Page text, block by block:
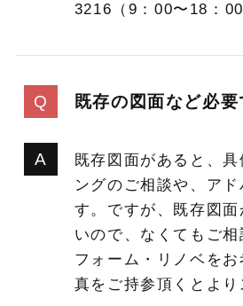
3216（9：00〜18：
既存の図面など必要
既存図面があると、
ングのご相談や、アド
す。ですが、既存図
いので、なくてもご相
フォーム・リノベを
真をご持参頂くとより